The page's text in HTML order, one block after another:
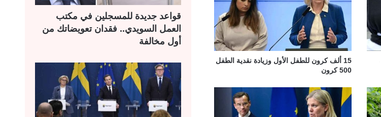
15 ألف كرون للطفل الأول وزيادة نقدية الطفل
500 كرون
قواعد جديدة للمسجلين في مكتب
العمل السويدي.. فقدان تعويضاتك من
أول مخالفة